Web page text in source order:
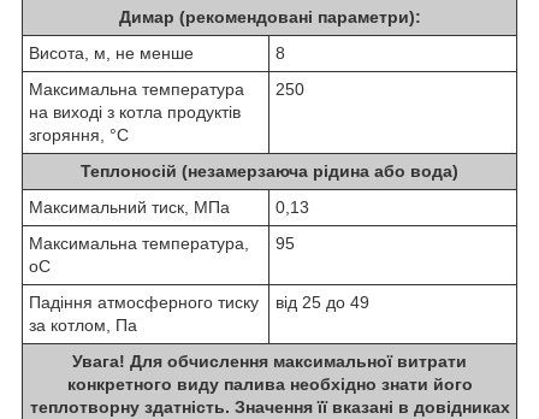
Димар (рекомендовані параметри):
Висота, м, не менше
8
Максимальна температура
на виході з котла продуктів
згоряння, °С
250
Теплоносій (незамерзаюча рідина або вода)
Максимальний тиск, МПа
0,13
Максимальна температура,
oC
95
Падіння атмосферного тиску
за котлом, Па
від 25 до 49
Увага! Для обчислення максимальної витрати
конкретного виду палива необхідно знати його
теплотворну здатність. Значення її вказані в довідниках